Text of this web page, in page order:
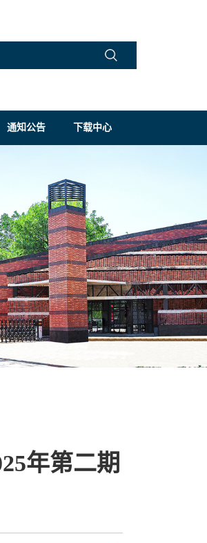
通知公告 下载中心
年第二期